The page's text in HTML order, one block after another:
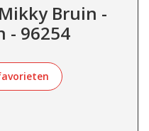
Bruin -
- 96254